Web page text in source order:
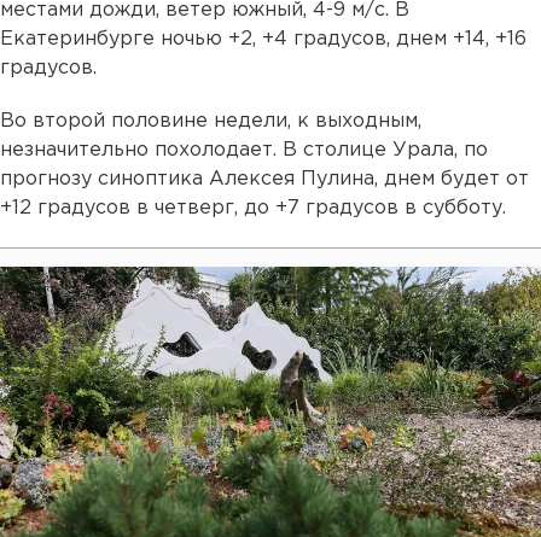
местами дожди, ветер южный, 4-9 м/с. В
Екатеринбурге ночью +2, +4 градусов, днем +14, +16
градусов.
Во второй половине недели, к выходным,
незначительно похолодает. В столице Урала, по
прогнозу синоптика Алексея Пулина, днем будет от
+12 градусов в четверг, до +7 градусов в субботу.